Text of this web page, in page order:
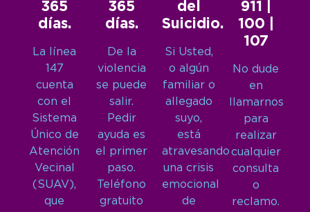
365
días.
La línea
147
cuenta
con el
Sistema
Único de
Atención
Vecinal
(SUAV),
que
365
días.
De la
violencia
se puede
salir.
Pedir
ayuda es
el primer
paso.
Teléfono
gratuito
del
Suicidio.
Si Usted,
o algún
familiar o
allegado
suyo,
está
atravesando
una crisis
emocional
de
911 |
100 |
107
No dude
en
llamarnos
para
realizar
cualquier
consulta
o
reclamo.